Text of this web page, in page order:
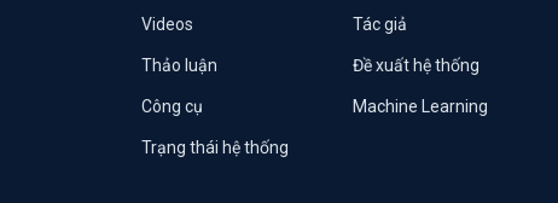
Videos Tác giả
Thảo luận Đề xuất hệ thống
Công cụ Machine Learning
Trạng thái hệ thống